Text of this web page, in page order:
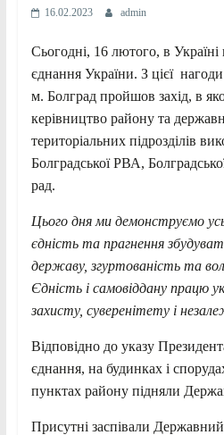
16.02.2023 admin
Сьогодні, 16 лютого, в Україні
єднання України. З цієї
м. Болград пройшов захід, в
керівництво району та
територіальних підрозділів
Болградської РВА,
рад.
Цього дня ми демонструємо
єдність та прагнення
державу, згуртованість та
Єдність і самовіддану працю
захисту, суверенітету і
Відповідно до указу
єднання, на будинках і
пунктах району підняли
Присутні заспівали